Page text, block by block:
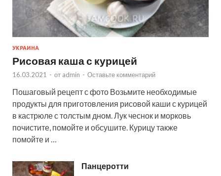
УКРАИНА
Рисовая каша с курицей
16.03.2021 - от admin - Оставьте комментарий
Пошаговый рецепт с фото Возьмите необходимые
продукты для приготовления рисовой каши с курицей
в кастрюле с толстым дном. Лук чеснок и морковь
почистите, помойте и обсушите. Курицу также
помойте и …
Панцеротти